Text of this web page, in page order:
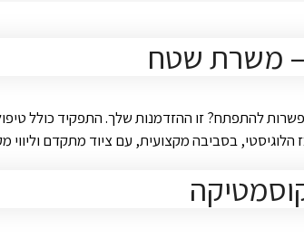
– משרת שטח
להתפתח? זו ההזדמנות שלך. התפקיד כולל
בסביבה מקצועית, עם ציוד מתקדם